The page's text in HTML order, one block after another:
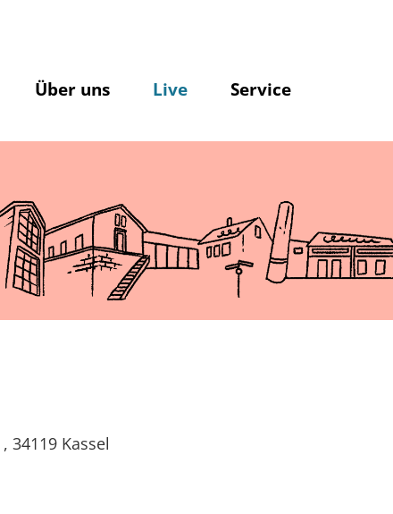
Über uns Live Service
, 34119 Kassel